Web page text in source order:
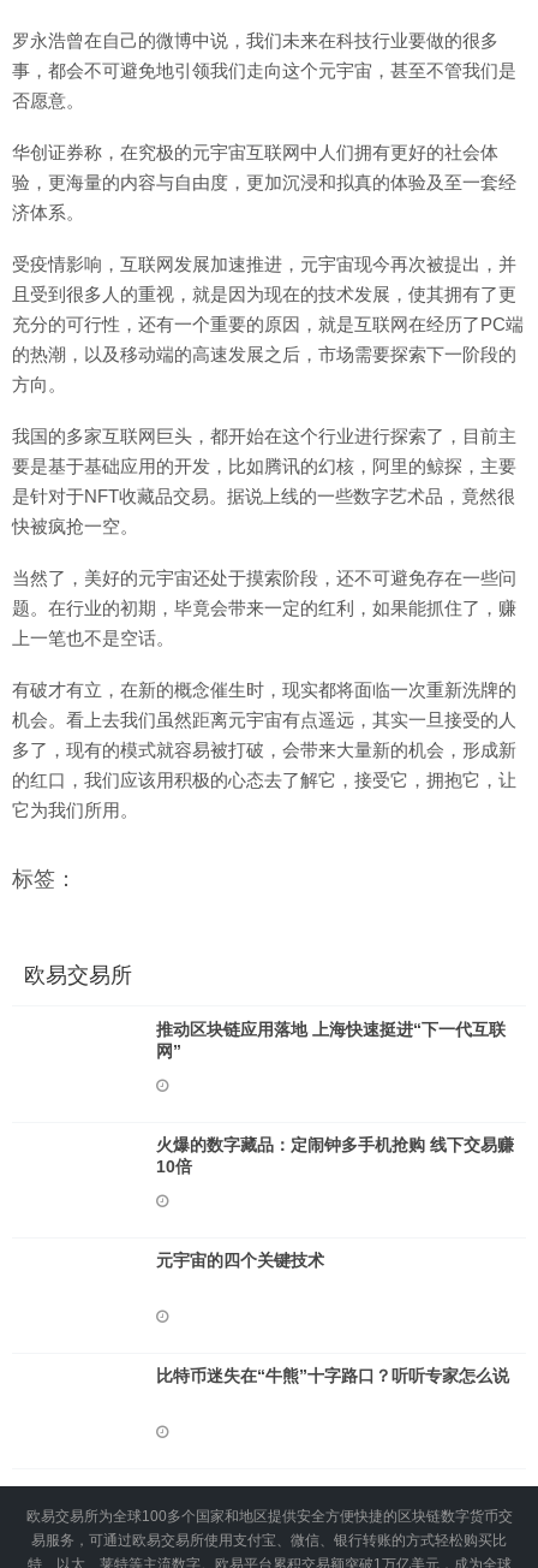
罗永浩曾在自己的微博中说，我们未来在科技行业要做的很多
事，都会不可避免地引领我们走向这个元宇宙，甚至不管我们是
否愿意。
华创证券称，在究极的元宇宙互联网中人们拥有更好的社会体
验，更海量的内容与自由度，更加沉浸和拟真的体验及至一套经
济体系。
受疫情影响，互联网发展加速推进，元宇宙现今再次被提出，并
且受到很多人的重视，就是因为现在的技术发展，使其拥有了更
充分的可行性，还有一个重要的原因，就是互联网在经历了PC端
的热潮，以及移动端的高速发展之后，市场需要探索下一阶段的
方向。
我国的多家互联网巨头，都开始在这个行业进行探索了，目前主
要是基于基础应用的开发，比如腾讯的幻核，阿里的鲸探，主要
是针对于NFT收藏品交易。据说上线的一些数字艺术品，竟然很
快被疯抢一空。
当然了，美好的元宇宙还处于摸索阶段，还不可避免存在一些问
题。在行业的初期，毕竟会带来一定的红利，如果能抓住了，赚
上一笔也不是空话。
有破才有立，在新的概念催生时，现实都将面临一次重新洗牌的
机会。看上去我们虽然距离元宇宙有点遥远，其实一旦接受的人
多了，现有的模式就容易被打破，会带来大量新的机会，形成新
的红口，我们应该用积极的心态去了解它，接受它，拥抱它，让
它为我们所用。
标签：
欧易交易所
推动区块链应用落地 上海快速挺进“下一代互联
网”
火爆的数字藏品：定闹钟多手机抢购 线下交易赚
10倍
元宇宙的四个关键技术
比特币迷失在“牛熊”十字路口？听听专家怎么说
欧易交易所为全球100多个国家和地区提供安全方便快捷的区块链数字货币交
易服务，可通过欧易交易所使用支付宝、微信、银行转账的方式轻松购买比
特、以太、莱特等主流数字。欧易平台累积交易额突破1万亿美元，成为全球